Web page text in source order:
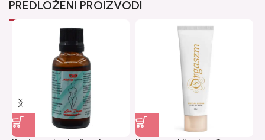
PREDLOŽENI PROIZVODI